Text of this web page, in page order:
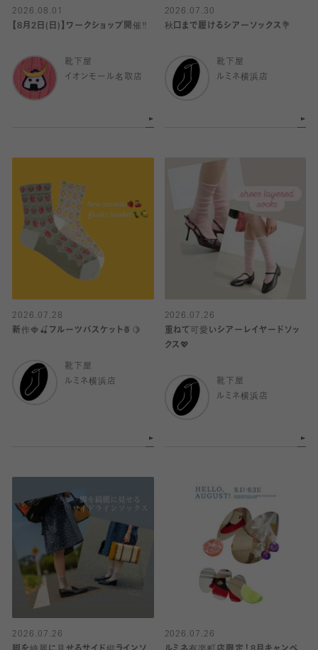
2026.08.01
【8月2日(日)】ワークショップ開催‼️
靴下屋
イオンモール名取店
2026.07.30
秋口まで履けるシアーソックス💐
靴下屋
ルミネ横浜店
2026.07.28
新作🍓🍒フルーツバスケット🍍🍋
靴下屋
ルミネ横浜店
2026.07.26
重ねて可愛いシアーレイヤードソッ
クス💖
靴下屋
ルミネ横浜店
2026.07.26
2026.07.26